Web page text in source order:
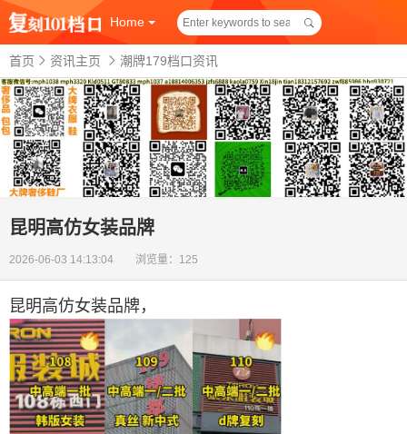
Home
首页 资讯主页 潮牌179档口资讯
昆明高仿女装品牌
2026-06-03 14:13:04 浏览量：125
昆明高仿女装品牌，